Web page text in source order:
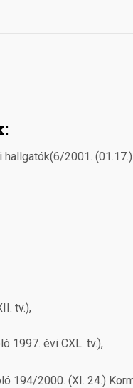
2001.
tv.),
1997. évi CXL. tv.),
194/2000. (XI. 24.)